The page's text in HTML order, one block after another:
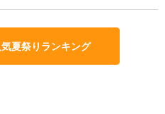
夏祭りランキング